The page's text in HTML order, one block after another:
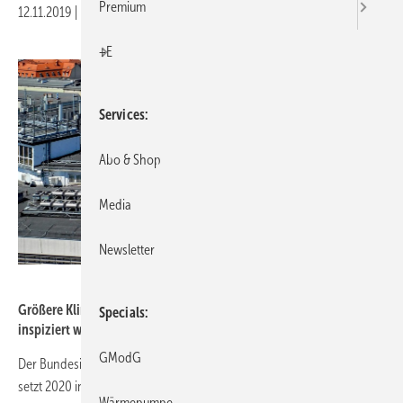
12.11.2019 Druckvorschau
Größere Klimaanlagen müssen alle zehn Jahre energetisch
inspiziert werden.
Der Bundesindustrieverband Technische Gebäudeausrüstung (BTGA)
setzt 2020 in Zusammenarbeit mit dem Fachverband Gebäude-Klima
Premium
+E
Services
Abo & Shop
Media
Newsletter
Specials
GModG